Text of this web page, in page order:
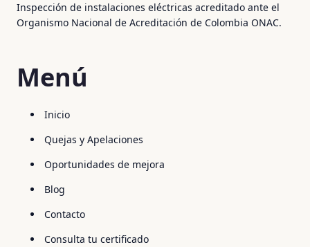
Inspección de instalaciones eléctricas acreditado ante el
Organismo Nacional de Acreditación de Colombia ONAC.
Menú
Inicio
Quejas y Apelaciones
Oportunidades de mejora
Blog
Contacto
Consulta tu certificado